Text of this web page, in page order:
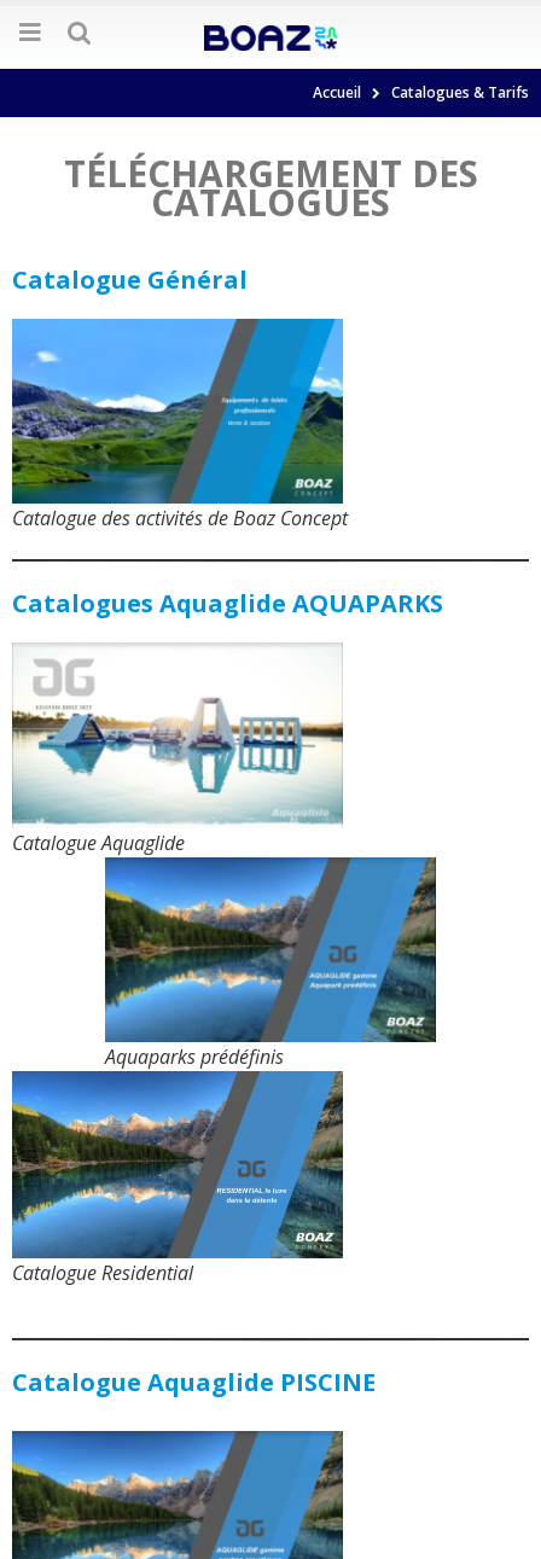
Accueil Catalogues & Tarifs
TÉLÉCHARGEMENT DES
CATALOGUES
Catalogue Général
Catalogue des activités de Boaz Concept
Catalogues Aquaglide AQUAPARKS
Catalogue Aquaglide
Aquaparks prédéfinis
Catalogue Residential
Catalogue Aquaglide PISCINE